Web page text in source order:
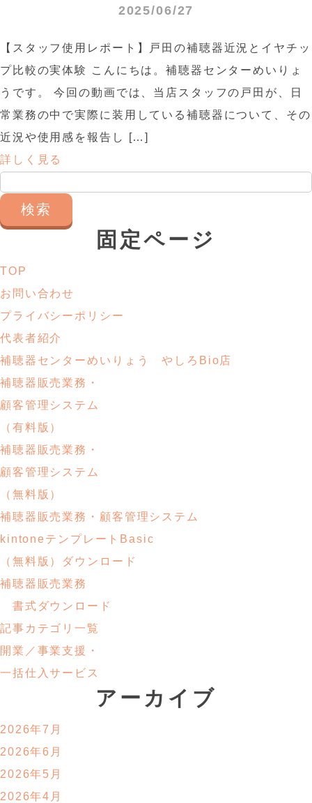
2025/06/27
【スタッフ使用レポート】戸田の補聴器近況とイヤチッ
プ比較の実体験 こんにちは。補聴器センターめいりょ
うです。 今回の動画では、当店スタッフの戸田が、日
常業務の中で実際に装用している補聴器について、その
近況や使用感を報告し […]
詳しく見る
索:
固定ページ
TOP
お問い合わせ
プライバシーポリシー
代表者紹介
補聴器センターめいりょう やしろBio店
補聴器販売業務・
顧客管理システム
（有料版）
補聴器販売業務・
顧客管理システム
（無料版）
補聴器販売業務・顧客管理システム
kintoneテンプレートBasic
（無料版）ダウンロード
補聴器販売業務
書式ダウンロード
記事カテゴリ一覧
開業／事業支援・
一括仕入サービス
アーカイブ
2026年7月
2026年6月
2026年5月
2026年4月